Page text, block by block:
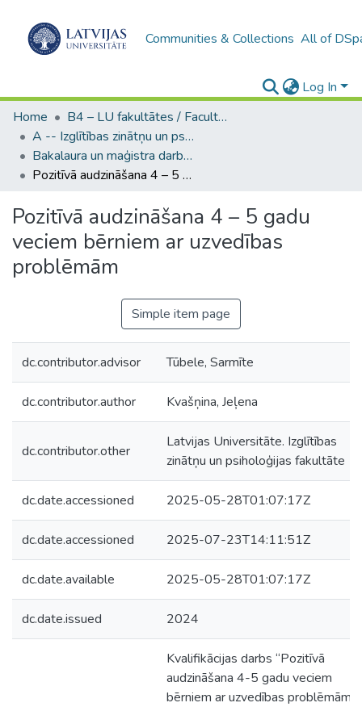
Communities & Collections All of
Log In
Home
B4 – LU fakultātes / Faculties of the UL
A -- Izglītības zinātņu un psiholoģijas fakultāte / Faculty of Education Sciences and Psychology
Bakalaura un maģistra darbi (PPMF) / Bachelor's and Master's theses
Pozitīvā audzināšana 4 – 5 gadu veciem bērniem ar uzvedības problēmām
Pozitīvā audzināšana 4 – 5 gadu
veciem bērniem ar uzvedības
problēmām
Simple item page
dc.contributor.advisor Tūbele, Sarmīte
dc.contributor.author Kvašņina, Jeļena
dc.contributor.other
Latvijas Universitāte. Izglītības
zinātņu un psiholoģijas fakultāte
dc.date.accessioned 2025-05-28T01:07:17Z
dc.date.accessioned 2025-07-23T14:11:51Z
dc.date.available 2025-05-28T01:07:17Z
dc.date.issued 2024
Kvalifikācijas darbs “Pozitīvā
audzināšana 4-5 gadu veciem
bērniem ar uzvedības problēmām”.